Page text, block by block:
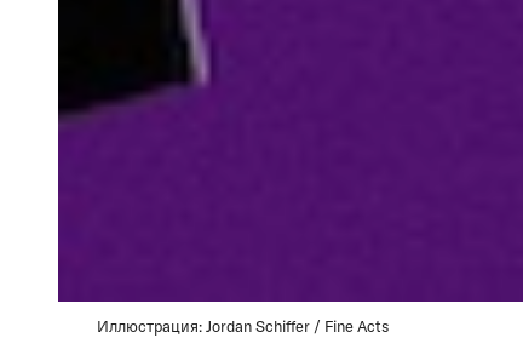
Иллюстрация: Jordan Schiffer / Fine Acts